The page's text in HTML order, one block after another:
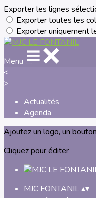
Exporter les lignes
Exporter toutes les
Exporter uniquement
Menu
<
>
Actualités
Agenda
Ajoutez un logo, un
Cliquez pour éditer
MJC FONTANIL▴▾